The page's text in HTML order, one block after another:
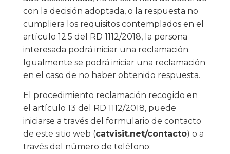
con la decisión adoptada, o la respuesta no
cumpliera los requisitos contemplados en el
artículo 12.5 del RD 1112/2018, la persona
interesada podrá iniciar una reclamación.
Igualmente se podrá iniciar una reclamación
en el caso de no haber obtenido respuesta.
El procedimiento reclamación recogido en
el artículo 13 del RD 1112/2018, puede
iniciarse a través del formulario de contacto
de este sitio web (catvisit.net/contacto) o a
través del número de teléfono: